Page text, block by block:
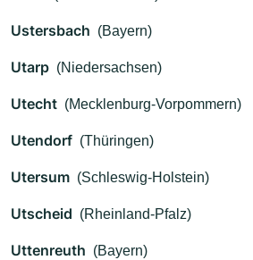
Ustersbach (Bayern)
Utarp (Niedersachsen)
Utecht (Mecklenburg-Vorpommern)
Utendorf (Thüringen)
Utersum (Schleswig-Holstein)
Utscheid (Rheinland-Pfalz)
Uttenreuth (Bayern)